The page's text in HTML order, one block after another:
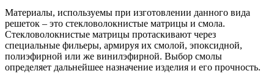
Материалы, используемы при изготовлении данного вида
решеток – это стекловолокнистые матрицы и смола.
Стекловолокнистые матрицы протаскивают через
специальные фильеры, армируя их смолой, эпоксидной,
полиэфирной или же винилэфирной. Выбор смолы
определяет дальнейшее назначение изделия и его прочность.